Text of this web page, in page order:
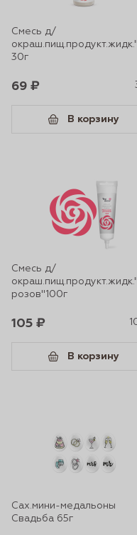
Смесь д/
30г
69 ₽
В корзину
Смесь д/
розов"100г
105 ₽
В корзину
Сах.мини-медальоны
Свадьба 65г